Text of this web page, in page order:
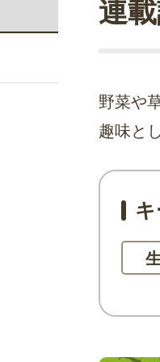
連
野菜や
趣味と